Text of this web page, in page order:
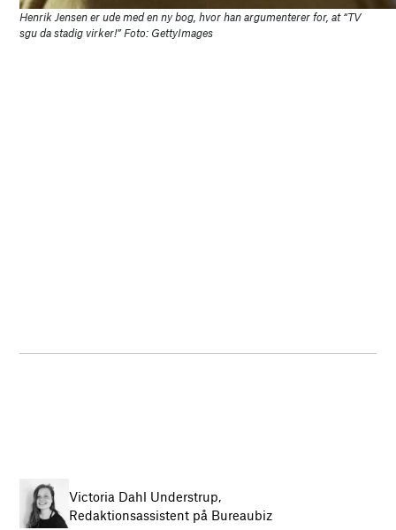
Henrik Jensen er ude med en ny bog, hvor han argumenterer for, at “TV
sgu da stadig virker!” Foto: GettyImages
Victoria Dahl Understrup,
Redaktionsassistent på Bureaubiz